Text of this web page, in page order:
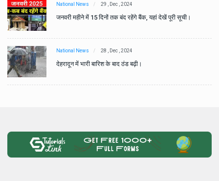
National News 29 , Dec , 2024
जनवरी महीने में 15 दिनों तक बंद रहेंगे बैंक, यहां देखें पूरी सूची।
National News 28 , Dec , 2024
देहरादून में भारी बारिश के बाद ठंड बढ़ी।